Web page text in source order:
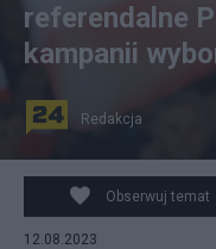
"Czy jesteś za
wynoszącego dziś 60
mężczyzn?" Fot. PAP
referendalne
kampanii
Redakcja
Obserwuj temat
12.08.2023